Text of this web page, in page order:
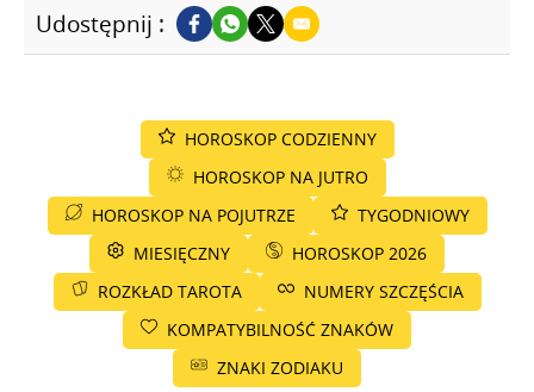
Udostępnij :
HOROSKOP CODZIENNY
HOROSKOP NA JUTRO
HOROSKOP NA POJUTRZE
TYGODNIOWY
MIESIĘCZNY
HOROSKOP 2026
ROZKŁAD TAROTA
NUMERY SZCZĘŚCIA
KOMPATYBILNOŚĆ ZNAKÓW
ZNAKI ZODIAKU